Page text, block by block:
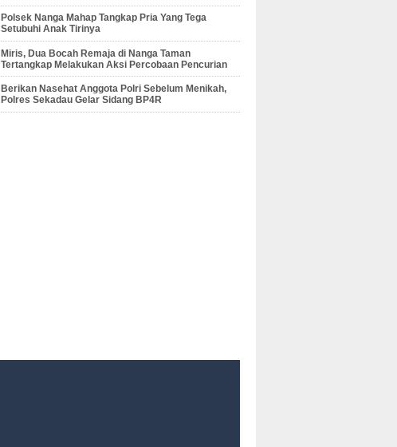
Polsek Nanga Mahap Tangkap Pria Yang Tega
Setubuhi Anak Tirinya
Miris, Dua Bocah Remaja di Nanga Taman
Tertangkap Melakukan Aksi Percobaan Pencurian
Berikan Nasehat Anggota Polri Sebelum Menikah,
Polres Sekadau Gelar Sidang BP4R